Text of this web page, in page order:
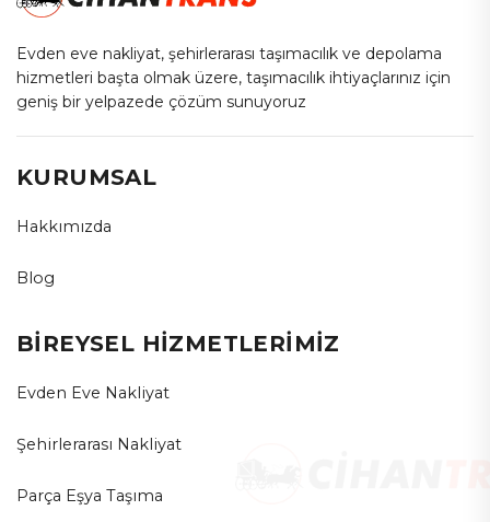
Evden eve nakliyat, şehirlerarası taşımacılık ve depolama
hizmetleri başta olmak üzere, taşımacılık ihtiyaçlarınız için
geniş bir yelpazede çözüm sunuyoruz
KURUMSAL
Hakkımızda
Blog
BİREYSEL HİZMETLERİMİZ
Evden Eve Nakliyat
Şehirlerarası Nakliyat
Parça Eşya Taşıma